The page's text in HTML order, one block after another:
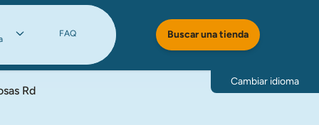
FAQ Buscar una tienda
Cambiar idioma
Rd